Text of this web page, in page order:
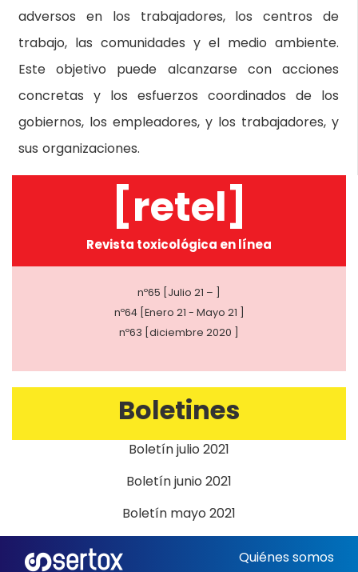
adversos en los trabajadores, los centros de
trabajo, las comunidades y el medio ambiente.
Este objetivo puede alcanzarse con acciones
concretas y los esfuerzos coordinados de los
gobiernos, los empleadores, y los trabajadores, y
sus organizaciones.
[retel]
Revista toxicológica en línea
nº65 [Julio 21 – ]
nº64 [Enero 21 - Mayo 21 ]
nº63 [diciembre 2020 ]
Boletines
Boletín julio 2021
Boletín junio 2021
Boletín mayo 2021
Quiénes somos